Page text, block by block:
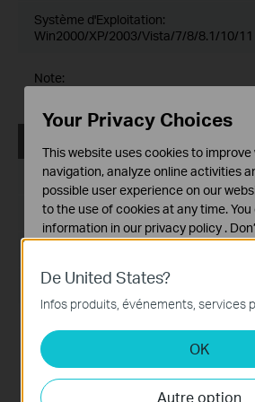
Système d'Exploitation:
Win2000/XP/2003/Vista/7/8/8.1/10/11
Note:
Date de publication:2022-09-14
Langue:Multi-langues
Système d'Exploitation: Mac OS 12.5
Modification and bug fixes:
Newly support the G.hn products like
PG2400P/PG2405P/PG1200;
Support the newest MACOS
De United States?
Infos produits, événements, services
OK
Autre option
Your Privacy Choices
This website uses cookies to improve
navigation, analyze online activities
possible user experience on our
to the use of cookies at any time.
information in our privacy policy .
Ces cookies sont nécessaires au
site Web et ne peuvent pas être
systèmes.
Cookies d'analyse et marketing
Les cookies d'analyse nous
activités sur notre site Web pour